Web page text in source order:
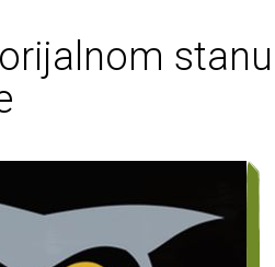
stanu